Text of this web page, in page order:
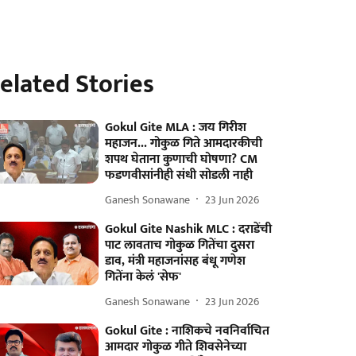
Stories
Gokul Gite MLA : जय गिरीश
महाजन... गोकुळ गिते आमदारकीची
शपथ घेताना कुणाची घोषणा? CM
फडणवीसांनीही संधी सोडली नाही
Ganesh Sonawane 23 Jun 2026
Gokul Gite Nashik MLC : दराडेंची
पाट लावताच गोकुळ गितेंचा दुसरा
डाव, मंत्री महाजनांसह बंधू गणेश
गितेंना केलं 'सेफ'
Ganesh Sonawane 23 Jun 2026
Gokul Gite : नाशिकचे नवनिर्वाचित
आमदार गोकुळ गीते शिवसेनेच्या